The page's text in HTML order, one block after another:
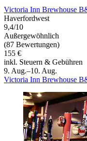
Victoria Inn Brewhouse
Haverfordwest
9,4/10
Außergewöhnlich
(87 Bewertungen)
155 €
inkl. Steuern & Gebühren
9. Aug.–10. Aug.
Victoria Inn Brewhouse